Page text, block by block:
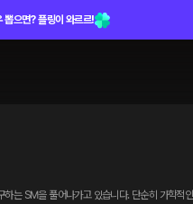
뽑으면? 플링이 와르르!